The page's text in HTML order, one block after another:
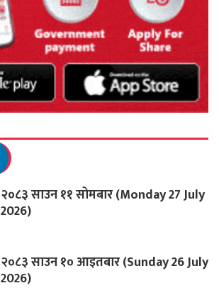
२०८३ साउन ११ सोमबार (Monday 27 July
2026)
२०८३ साउन १० आइतबार (Sunday 26 July
2026)